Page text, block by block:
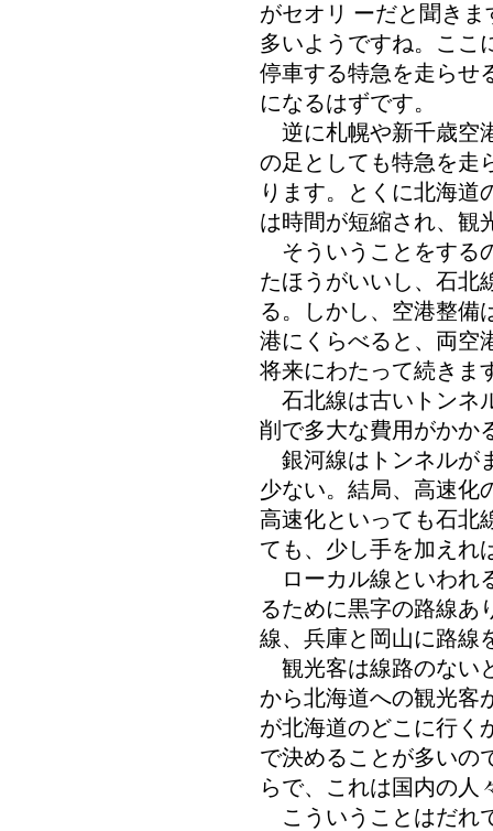
がセオリ ーだと聞き
多いようですね。ここ
停車する特急を走らせ
になるはずです。
逆に札幌や新千歳空
の足としても特急を走
ります。とくに北海道
は時間が短縮され、観
そういうことをする
たほうがいいし、石北
る。しかし、空港整備
港にくらべると、両空
将来にわたって続きま
石北線は古いトンネ
削で多大な費用がかか
銀河線はトンネルが
少ない。結局、高速化
高速化といっても石北
ても、少し手を加えれ
ローカル線といわれ
るために黒字の路線あ
線、兵庫と岡山に路線
観光客は線路のない
から北海道への観光客
が北海道のどこに行く
で決めることが多いの
らで、これは国内の人
こういうことはだれ